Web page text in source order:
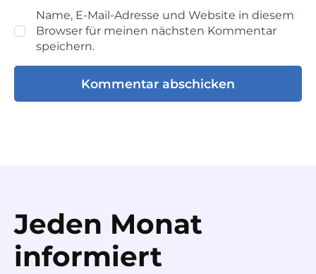
Name, E-Mail-Adresse und Website in diesem
Browser für meinen nächsten Kommentar
speichern.
Jeden Monat
informiert